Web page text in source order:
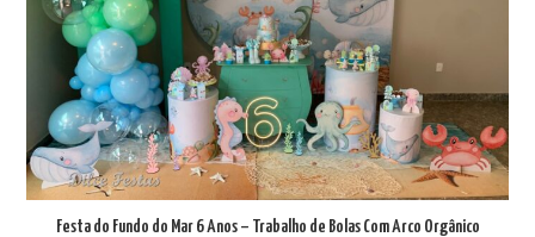
Festa do Fundo do Mar 6 Anos – Trabalho de Bolas Com Arco Orgânico